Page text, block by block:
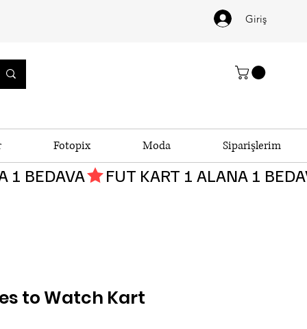
Giriş
Fotopix Moda Siparişlerim
to Watch Kart